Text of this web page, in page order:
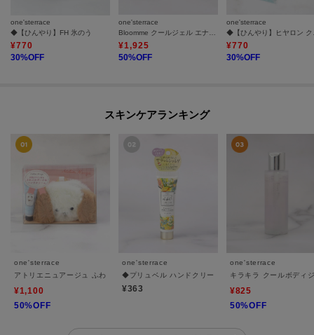
one'sterrace
◆【ひんやり】FH 氷のう
¥770
30%OFF
one'sterrace
¥1,925
50%OFF
one'sterrace
¥770
30%OFF
スキンケアランキング
one'sterrace
アトリエニュアージュ ふわふわポーチ&ハンドクリームセット
¥1,100
50%OFF
one'sterrace
◆プリュベル ハンドクリーム
¥363
one'sterrace
キラキラ クールボディ
¥825
50%OFF